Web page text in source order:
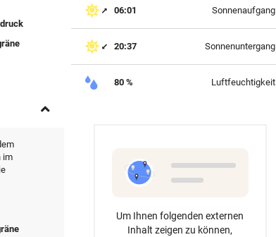
Aufklappen
im
06:01 Sonnenaufgang
20:37 Sonnenuntergang
80 % Luftfeuchtigkeit
Um Ihnen folgenden externen
Inhalt zeigen zu können,